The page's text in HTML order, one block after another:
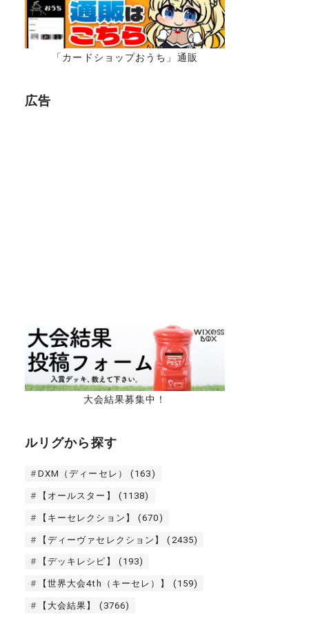
「カードショップおうち」通販
広告
大会結果募集中！
ルリグから探す
DXM（ディーセレ） (163)
【オールスター】 (1138)
【キーセレクション】 (670)
【ディーヴァセレクション】 (2435)
【デッキレシピ】 (193)
【世界大会4th（キーセレ）】 (159)
【大会結果】 (3766)